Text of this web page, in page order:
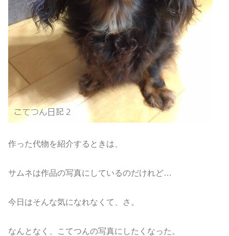
作った代物を紹介するときは、
サムネは作品の写真にしているのだけれど…
今日はそんな気になれなくて、さ。
なんとなく、こてつんの写真にしたくなった。